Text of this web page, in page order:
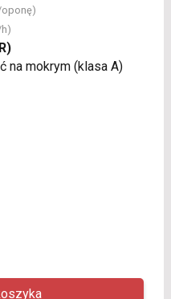
na mokrym (klasa A)